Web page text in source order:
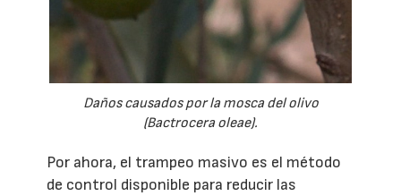
Daños causados por la mosca del olivo
(Bactrocera oleae).
Por ahora, el trampeo masivo es el método
de control disponible para reducir las